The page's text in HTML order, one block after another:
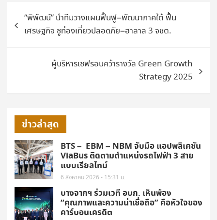
แนะแนว
เรื่อง“พิพัฒน์” นำทีมวางแผนฟื้นฟู–พัฒนาภาคใต้ ฟื้น
เศรษฐกิจ ชูท่องเที่ยวปลอดภัย–ฮาลาล 3 จชต.
ผู้บริหารเชฟรอนคว้ารางวัล Green Growth
Strategy 2025
ข่าวล่าสุด
BTS – EBM – NBM จับมือ แอปพลิเคชัน
ViaBus ติดตามตำแหน่งรถไฟฟ้า 3 สาย
แบบเรียลไทม์
6 สิงหาคม 2026 - 15:31 น.
บางจากฯ ร่วมเวที อบก. เห็นพ้อง
“คุณภาพและความน่าเชื่อถือ” คือหัวใจของ
คาร์บอนเครดิต